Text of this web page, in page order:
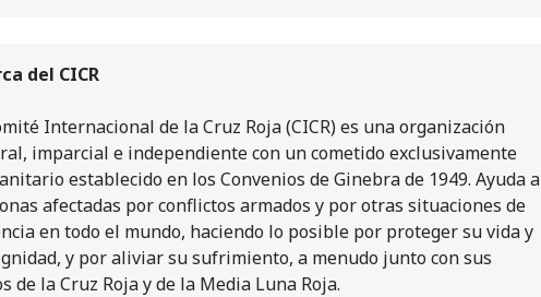
del CICR
Internacional de la Cruz Roja (CICR) es una organización
imparcial e independiente con un cometido exclusivamente
establecido en los Convenios de Ginebra de 1949. Ayuda a
afectadas por conflictos armados y por otras situaciones de
en todo el mundo, haciendo lo posible por proteger su vida y
y por aliviar su sufrimiento, a menudo junto con sus
de la Cruz Roja y de la Media Luna Roja.